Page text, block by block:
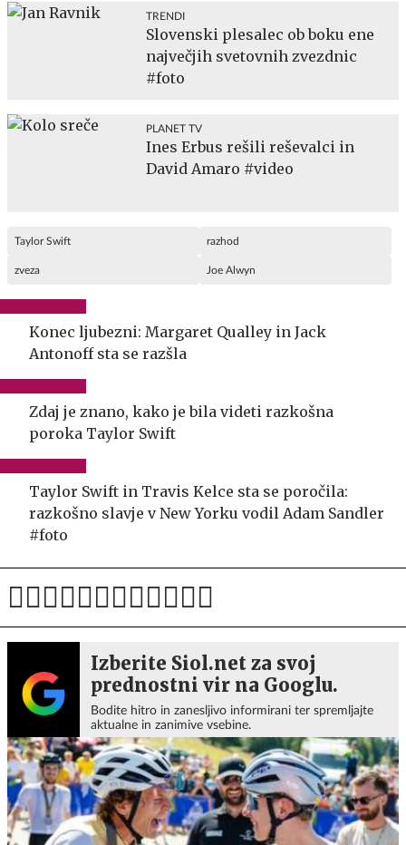
TRENDI
Slovenski plesalec ob boku ene
največjih svetovnih zvezdnic
#foto
PLANET TV
Ines Erbus rešili reševalci in
David Amaro #video
Taylor Swift razhod
zveza Joe Alwyn
Konec ljubezni: Margaret Qualley in Jack
Antonoff sta se razšla
Zdaj je znano, kako je bila videti razkošna
poroka Taylor Swift
Taylor Swift in Travis Kelce sta se poročila:
razkošno slavje v New Yorku vodil Adam Sandler
#foto
Izberite Siol.net za svoj
prednostni vir na Googlu.
Bodite hitro in zanesljivo informirani ter spremljajte
aktualne in zanimive vsebine.